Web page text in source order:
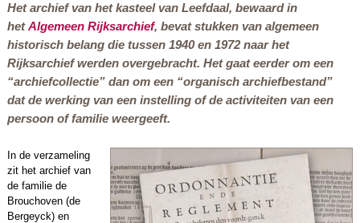
Het archief van het kasteel van Leefdaal, bewaard in
hetAlgemeen Rijksarchief, bevat stukken van algemeen
historisch belang die tussen 1940 en 1972 naar het
Rijksarchief werden overgebracht. Het gaat eerder om een
“archiefcollectie” dan om een “organisch archiefbestand”
dat de werking van een instelling of de activiteiten van een
persoon of familie weergeeft.
In de verzameling
zit het archief van
de familie de
Brouchoven (de
Bergeyck) en